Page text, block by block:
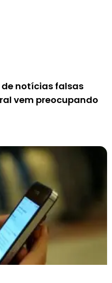
de notícias falsas
vem preocupando